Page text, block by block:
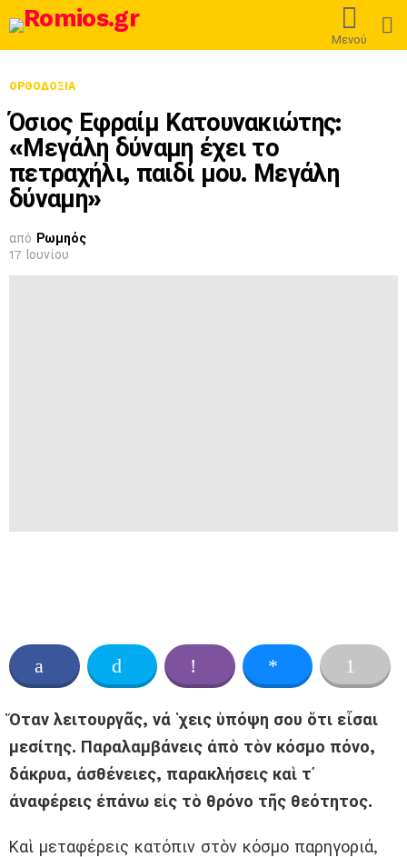
Μενού
ΟΡΘΟΔΟΞΊΑ
Όσιος Εφραίμ Κατουνακιώτης:
«Μεγάλη δύναμη έχει το
πετραχήλι, παιδί μου. Μεγάλη
δύναμη»
από Ρωμηός
17 Ιουνίου
Ὅταν λειτουργᾶς, νά ῾χεις ὑπόψη σου ὅτι εἶσαι
μεσίτης. Παραλαμβάνεις ἀπὸ τὸν κόσμο πόνο,
δάκρυα, ἀσθένειες, παρακλήσεις καὶ τ᾿
ἀναφέρεις ἐπάνω εἰς τὸ θρόνο τῆς θεότητος.
Καὶ μεταφέρεις κατόπιν στὸν κόσμο παρηγοριά,